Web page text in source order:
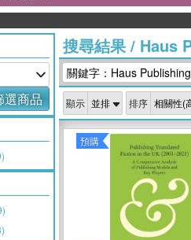
選商品
搜尋結果/ Haus
關鍵字：Haus
顯示 排序
預購